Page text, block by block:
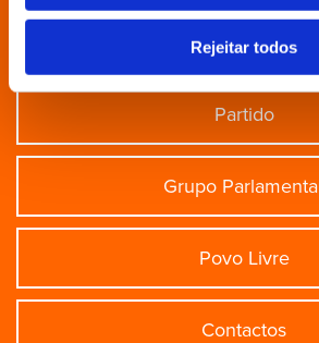
Rejeitar todos
Está à procura de algo
Partido
Grupo
Povo Livre
Contactos